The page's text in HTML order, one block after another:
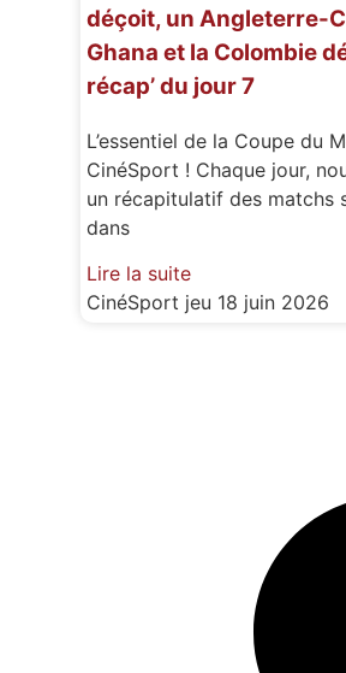
déçoit, un Angleterre-
Ghana et la Colombie
récap’ du jour 7
L’essentiel de la Coupe du
CinéSport ! Chaque jour,
un récapitulatif des matchs
dans
Lire la suite
CinéSport jeu 18 juin 2026